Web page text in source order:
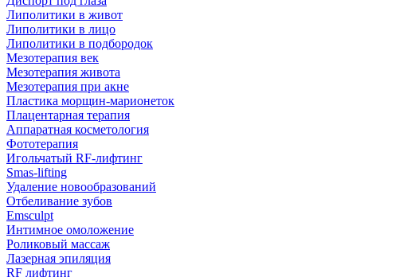
Липолитики в живот
Липолитики в лицо
Липолитики в подбородок
Мезотерапия век
Мезотерапия живота
Мезотерапия при акне
Пластика морщин-марионеток
Плацентарная терапия
Аппаратная косметология
Фототерапия
Игольчатый RF-лифтинг
Smas-lifting
Удаление новообразований
Отбеливание зубов
Emsculpt
Интимное омоложение
Роликовый массаж
Лазерная эпиляция
RF лифтинг